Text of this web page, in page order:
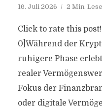
16. Juli 2026 2 Min.
Click to rate this
0]Während der
ruhigere Phase
realer
Fokus der
oder digitale